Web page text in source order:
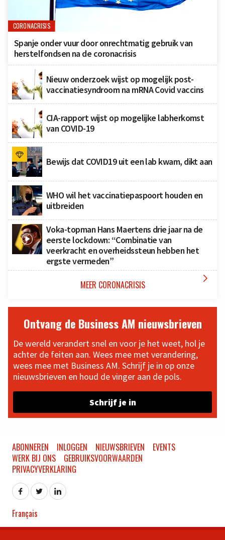
CORONACRISIS
Spanje onder vuur door onrechtmatig gebruik van
herstelfondsen na de coronacrisis
Nieuw onderzoek wijst op mogelijk post-
vaccinatiesyndroom na mRNA Covid vaccins
CIA-rapport wijst op mogelijke labherkomst
van COVID-19
Bewijs dat COVID19 uit een lab kwam, dikt aan
WHO wil het vaccinatiepaspoort houden en
uitbreiden
Voka-topman Hans Maertens drie jaar na de
eerste lockdown: “Combinatie van
veerkracht en overheidssteun hebben het
ergste vermeden”
MEER CORONACRISIS 
Ontvang de Business AM nieuwsbrieven
De wereld verandert snel en voor je het weet, hol je
achter de feiten aan. Wees mee met verandering,
wees mee met Business AM. Schrijf je in op onze
nieuwsbrieven en houd de vinger aan de pols.
Schrijf je in
ABONNEREN INLOGGEN NIEUWSBRIEVEN
EVENTS
WERK BIJ ONS
GEBRUIKSVOORWAARDEN
PRIVACYVERKLARING
Français